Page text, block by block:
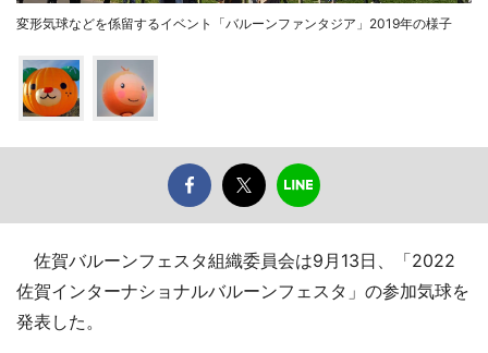
変形気球などを係留するイベント「バルーンファンタジア」2019年の様子
佐賀バルーンフェスタ組織委員会は9月13日、「2022
佐賀インターナショナルバルーンフェスタ」の参加気球を
発表した。